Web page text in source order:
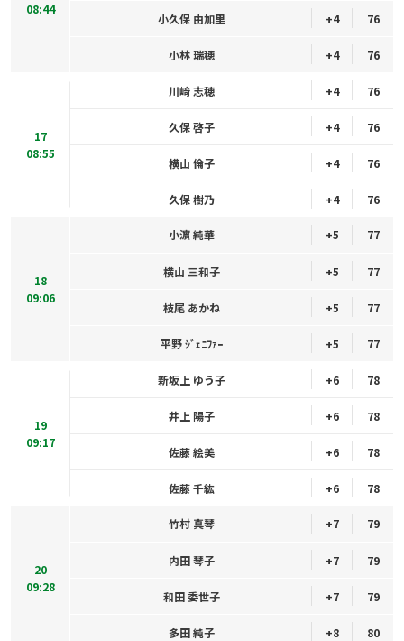
08:44
小久保 由加里 +4 76
小林 瑞穂 +4 76
17
08:55
川﨑 志穂 +4 76
久保 啓子 +4 76
横山 倫子 +4 76
久保 樹乃 +4 76
18
09:06
小濵 純華 +5 77
横山 三和子 +5 77
枝尾 あかね +5 77
平野 ｼﾞｪﾆﾌｧｰ +5 77
19
09:17
新坂上 ゆう子 +6 78
井上 陽子 +6 78
佐藤 絵美 +6 78
佐藤 千紘 +6 78
20
09:28
竹村 真琴 +7 79
内田 琴子 +7 79
和田 委世子 +7 79
多田 純子 +8 80